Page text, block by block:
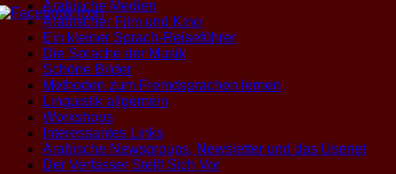
Arabische Medien
Arabischer Film und Kino
Ein kleiner Sprach-Reiseführer
Die Sprache der Musik
Schöne Bilder
Methoden zum Fremdsprachen lernen
Linguistik allgemein
Workshops
Interessantes Links
Arabische Newsgroups, Newsletter und das Usenet
Der Verfasser Stellt Sich Vor